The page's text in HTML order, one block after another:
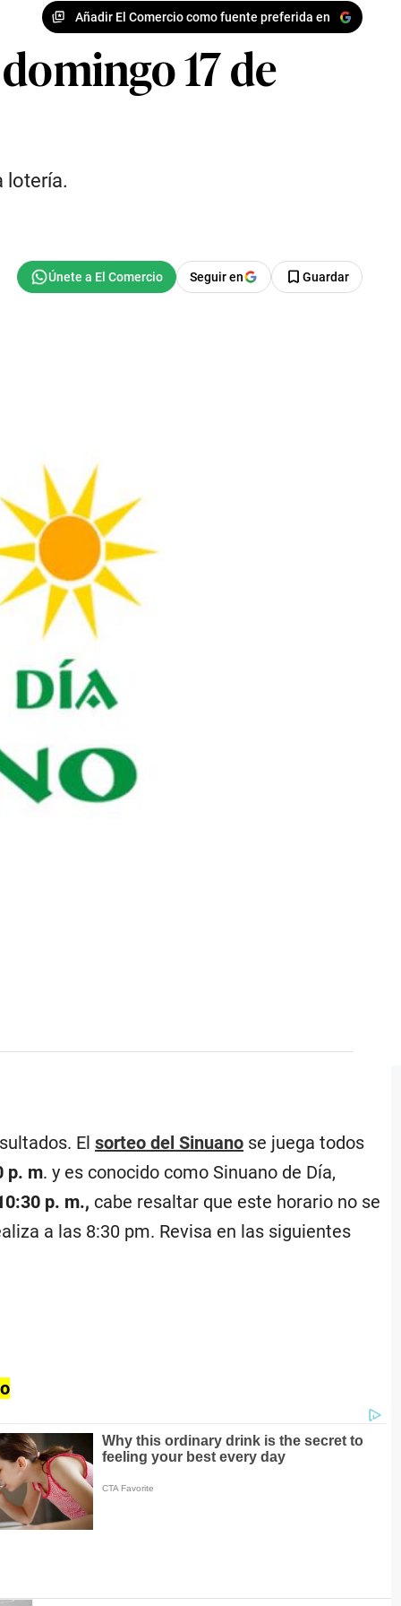
Añadir El Comercio como fuente preferida en
17 de
lotería.
Seguir en Guardar
Elsorteo del Sinuano se juega todos
p. m. y es conocido como Sinuano de Día,
p. m., cabe resaltar que este horario no se
a las 8:30 pm. Revisa en las siguientes